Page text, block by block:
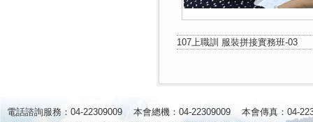
107上職訓 服裝拼接實務班-03
電話諮詢服務：04-22309009 本會總機：04-22309009 本會傳真：04-